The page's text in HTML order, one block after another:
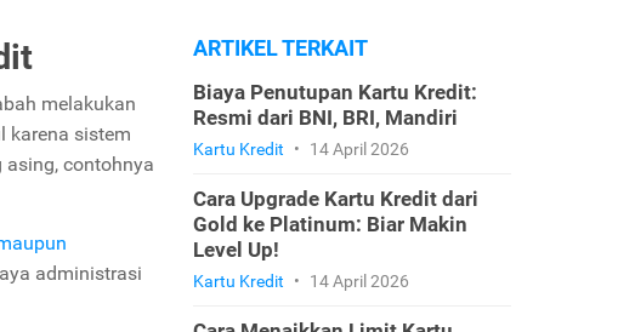
melakukan
karena sistem
contohnya
administrasi
ARTIKEL TERKAIT
Biaya Penutupan Kartu Kredit:
Resmi dari BNI, BRI, Mandiri
Kartu Kredit • 14 April 2026
Cara Upgrade Kartu Kredit dari
Gold ke Platinum: Biar Makin
Level Up!
Kartu Kredit • 14 April 2026